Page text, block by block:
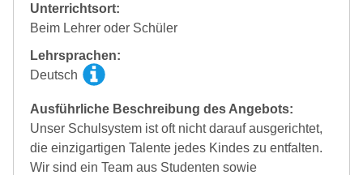
Unterrichtsort:
Beim Lehrer oder Schüler
Lehrsprachen:
Deutsch
Ausführliche Beschreibung des Angebots:
Unser Schulsystem ist oft nicht darauf ausgerichtet,
die einzigartigen Talente jedes Kindes zu entfalten.
Wir sind ein Team aus Studenten sowie